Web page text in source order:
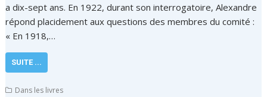
a dix-sept ans. En 1922, durant son interrogatoire, Alexandre
répond placidement aux questions des membres du comité :
« En 1918,…
SUITE ...
Dans les livres